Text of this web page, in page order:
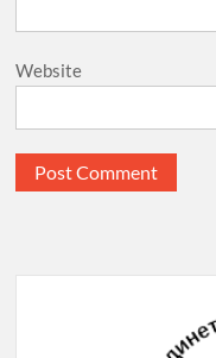
Website